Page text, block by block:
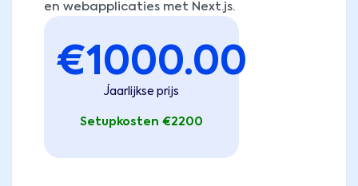
€1000.00
Jaarlijkse prijs
Setupkosten €2200
en webapplicaties met Next.js.